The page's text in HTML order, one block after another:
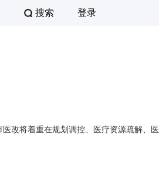
登录
搜索
改将着重在规划调控、医疗资源疏解、医